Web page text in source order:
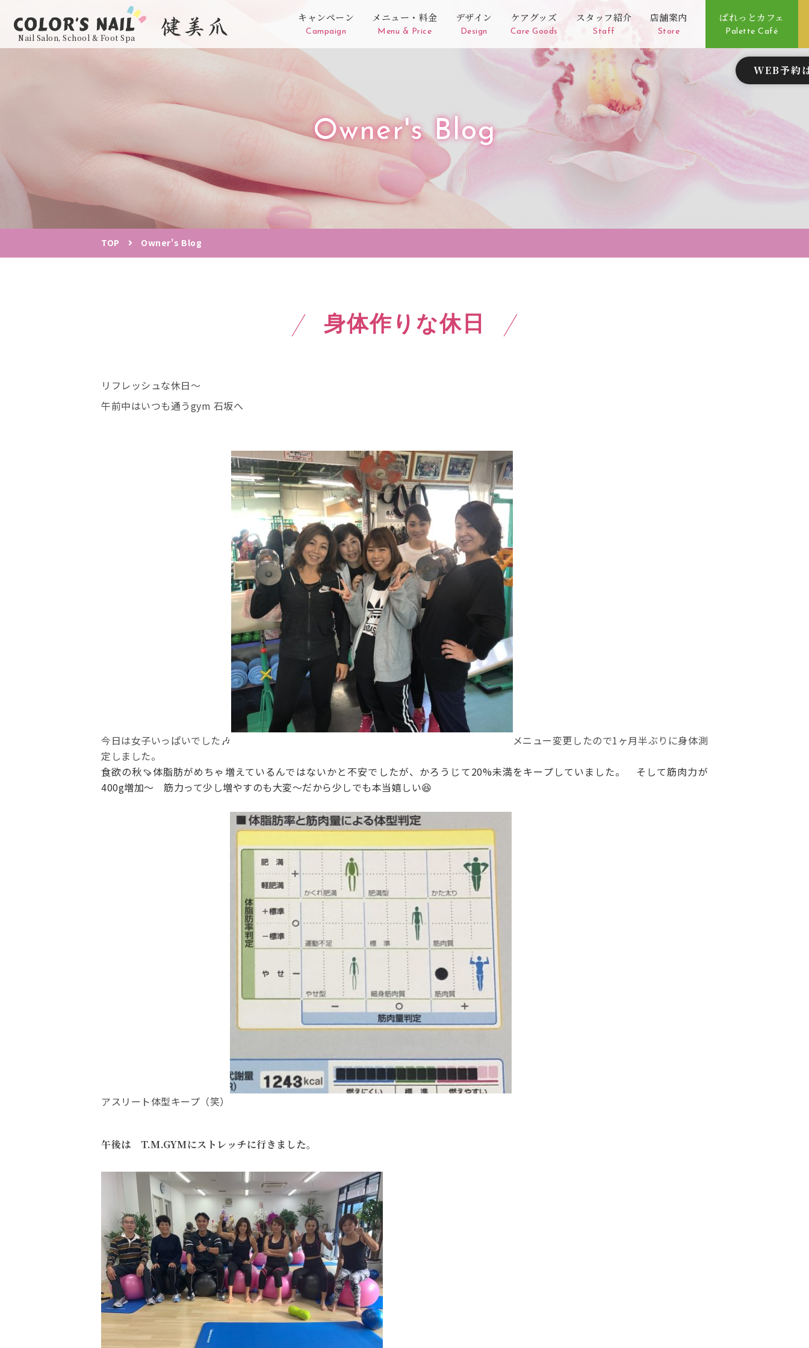
Nail Salon, School & Foot Spa
WEB予約
キャンペーン
Campaign
メニュー・料金
Menu & Price
デザイン
Design
ケアグッズ
Care Goods
スタッフ紹介
Staff
店舗案内
Store
ぱれっとカフェ
Palette Café
Owner's Blog
TOP Owner's Blog
身体作りな休日
リフレッシュな休日〜
午前中はいつも通うgym 石坂へ
今日は女子いっぱいでした🎶
メニュー変更したので1ヶ月半ぶりに身体測
定しました。
食欲の秋🍠体脂肪がめちゃ増えているんではないかと不安でしたが、かろうじて20%未満をキープしていました。 そして筋肉力が
400g増加〜 筋力って少し増やすのも大変〜だから少しでも本当嬉しい😆
アスリート体型キープ（笑）
午後は T.M.GYMにストレッチに行きました。